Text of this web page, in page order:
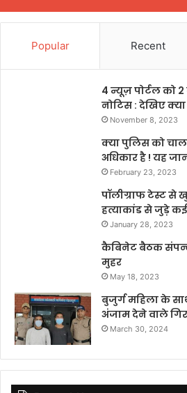
Popular Recent
4 न्यूज़ पोर्टल को
नोटिस : देखिए
November 8, 2023
क्या पुलिस को
अधिकार है ! यह
February 23, 2023
पॉलीग्राफ टेस्ट से
हत्याकांड से जुड़े
January 28, 2023
कैबिनेट बैठक संपन्न
मुहर
May 18, 2023
बुजुर्ग महिला के
अंजाम देने वाले
March 30, 2024